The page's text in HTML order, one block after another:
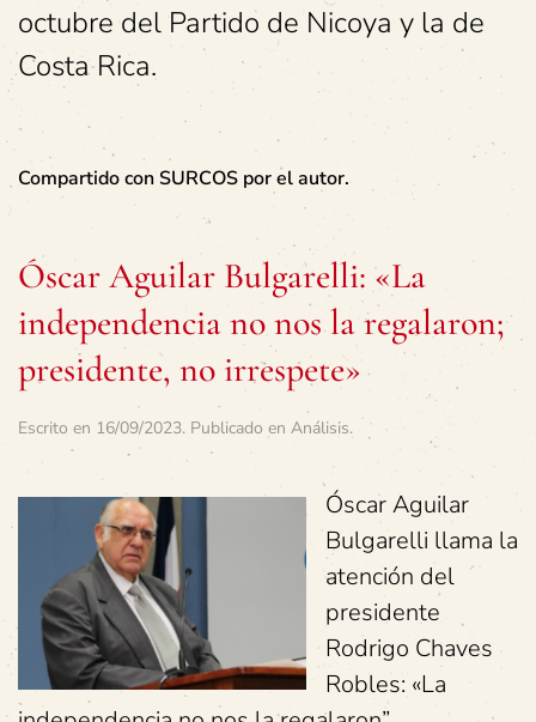
octubre del Partido de Nicoya y la de
Costa Rica.
Compartido con SURCOS por el autor.
Óscar Aguilar Bulgarelli: «La
independencia no nos la regalaron;
presidente, no irrespete»
Escrito en 16/09/2023. Publicado en Análisis.
Óscar Aguilar
Bulgarelli llama la
atención del
presidente
Rodrigo Chaves
Robles: «La